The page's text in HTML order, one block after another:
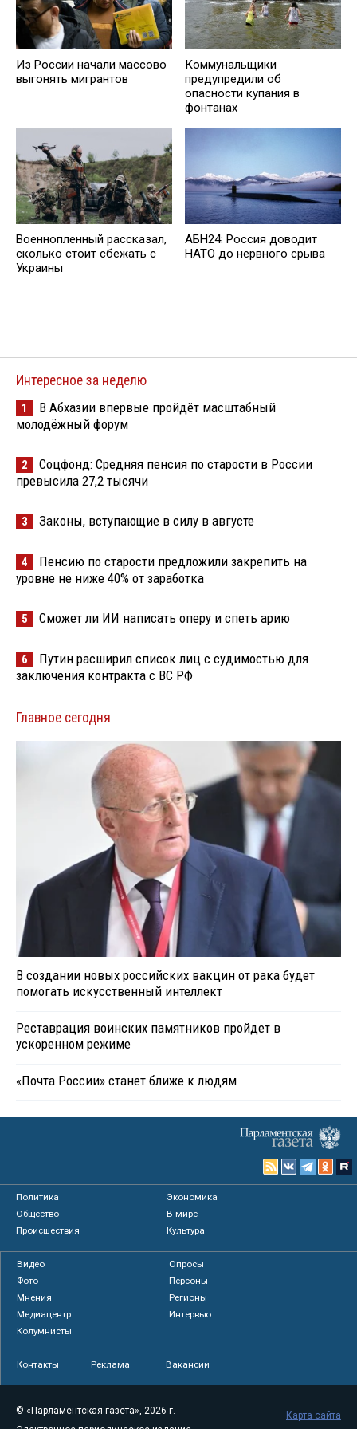
Из России начали массово
выгонять мигрантов
Коммунальщики
предупредили об
опасности купания в
фонтанах
Военнопленный рассказал,
сколько стоит сбежать с
Украины
АБН24: Россия доводит
НАТО до нервного срыва
Интересное за неделю
1
В Абхазии впервые пройдёт масштабный
молодёжный форум
2
Соцфонд: Средняя пенсия по старости в России
превысила 27,2 тысячи
3 Законы, вступающие в силу в августе
4
Пенсию по старости предложили закрепить на
уровне не ниже 40% от заработка
5 Сможет ли ИИ написать оперу и спеть арию
6
Путин расширил список лиц с судимостью для
заключения контракта с ВС РФ
Главное сегодня
В создании новых российских вакцин от рака будет
помогать искусственный интеллект
Реставрация воинских памятников пройдет в
ускоренном режиме
«Почта России» станет ближе к людям
Политика
Экономика
Общество
В мире
Происшествия
Культура
Видео
Опросы
Фото
Персоны
Мнения
Регионы
Медиацентр
Интервью
Колумнисты
Контакты Реклама Вакансии
© «Парламентская газета», 2026 г.
Карта сайта